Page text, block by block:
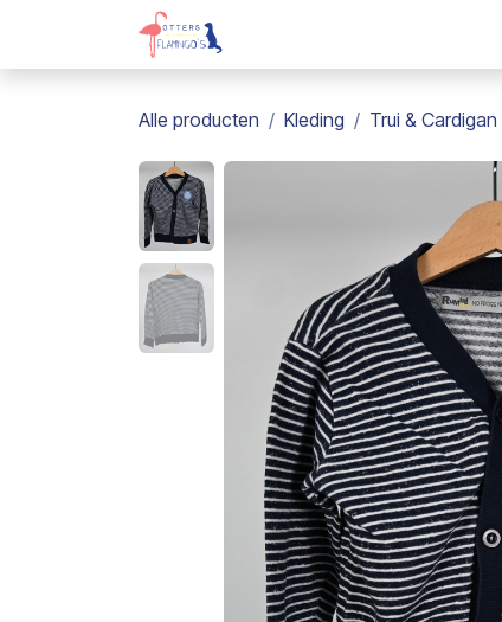
Overslaan naar inhoud
Alle producten Kleding Trui & Cardigan